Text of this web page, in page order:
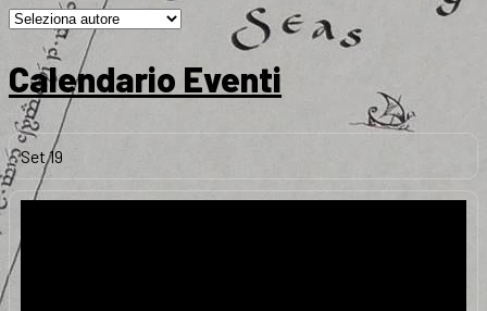
Calendario Eventi
Set19